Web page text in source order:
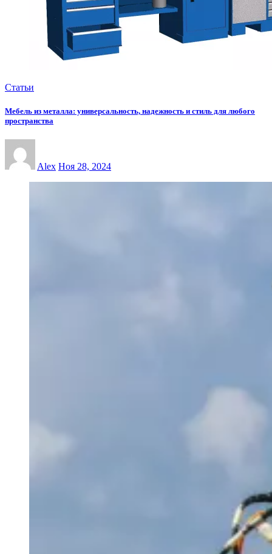
Статьи
Мебель из металла: универсальность, надежность и стиль для любого
пространства
Alex Ноя 28, 2024